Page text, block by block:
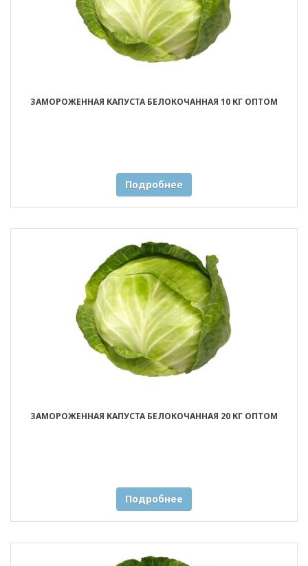
ЗАМОРОЖЕННАЯ КАПУСТА БЕЛОКОЧАННАЯ 10 КГ ОПТОМ
Подробнее
ЗАМОРОЖЕННАЯ КАПУСТА БЕЛОКОЧАННАЯ 20 КГ ОПТОМ
Подробнее